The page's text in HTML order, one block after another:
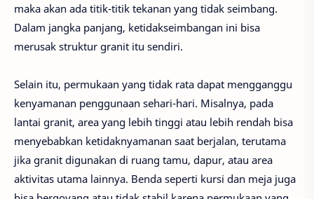
maka akan ada titik-titik tekanan yang tidak seimbang.
Dalam jangka panjang, ketidakseimbangan ini bisa
merusak struktur granit itu sendiri.
Selain itu, permukaan yang tidak rata dapat mengganggu
kenyamanan penggunaan sehari-hari. Misalnya, pada
lantai granit, area yang lebih tinggi atau lebih rendah bisa
menyebabkan ketidaknyamanan saat berjalan, terutama
jika granit digunakan di ruang tamu, dapur, atau area
aktivitas utama lainnya. Benda seperti kursi dan meja juga